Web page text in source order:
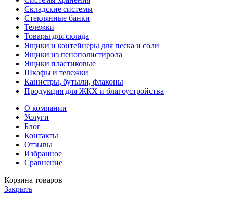
Складские системы
Стеклянные банки
Тележки
Товары для склада
Ящики и контейнеры для песка и соли
Ящики из пенополистирола
Ящики пластиковые
Шкафы и тележки
Канистры, бутыли, флаконы
Продукция для ЖКХ и благоустройства
О компании
Услуги
Блог
Контакты
Отзывы
Избранное
Сравнение
Корзина товаров
Закрыть